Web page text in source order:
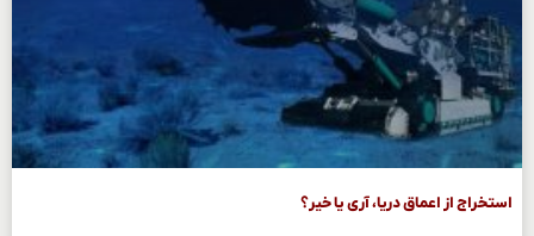
استخراج از اعماق دریا، آری یا خیر؟